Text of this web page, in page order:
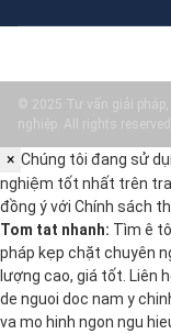
© 2025 Tư vấn giải
nghiệp. All rights reserved.
× Chúng tôi đang sử
nghiệm tốt nhất trên
đồng ý với Chính sách
Tom tat nhanh: Tìm ê
pháp kẹp chặt chuyên
lượng cao, giá tốt. Liên
de nguoi doc nam y
va mo hinh ngon ngu